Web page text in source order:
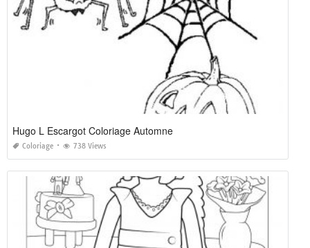
Hugo L Escargot Coloriage Automne
Coloriage 738 Views